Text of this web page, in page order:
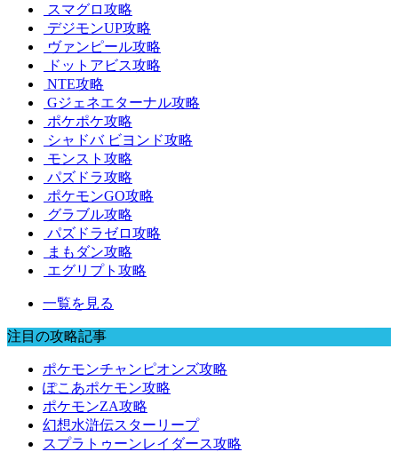
スマグロ攻略
デジモンUP攻略
ヴァンピール攻略
ドットアビス攻略
NTE攻略
Gジェネエターナル攻略
ポケポケ攻略
シャドバ ビヨンド攻略
モンスト攻略
パズドラ攻略
ポケモンGO攻略
グラブル攻略
パズドラゼロ攻略
まもダン攻略
エグリプト攻略
一覧を見る
注目の攻略記事
ポケモンチャンピオンズ攻略
ぽこあポケモン攻略
ポケモンZA攻略
幻想水滸伝スターリープ
スプラトゥーンレイダース攻略